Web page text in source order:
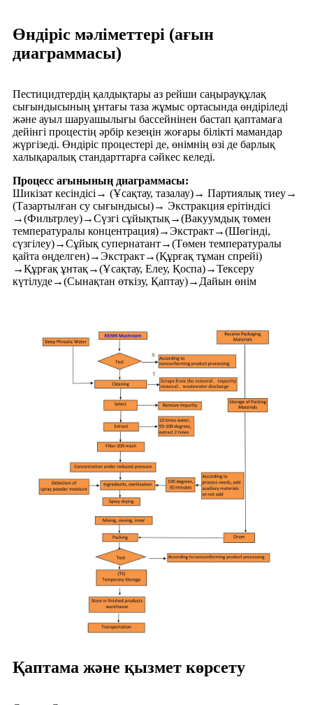
Өндіріс мәліметтері (ағын
диаграммасы)
Пестицидтердің қалдықтары аз рейши саңырауқұлақ
сығындысының ұнтағы таза жұмыс ортасында өндіріледі
және ауыл шаруашылығы бассейнінен бастап қаптамаға
дейінгі процестің әрбір кезеңін жоғары білікті мамандар
жүргізеді. Өндіріс процестері де, өнімнің өзі де барлық
халықаралық стандарттарға сәйкес келеді.
Процесс ағынының диаграммасы:
Шикізат кесіндісі→ (Ұсақтау, тазалау)→ Партиялық тиеу→
(Тазартылған су сығындысы)→ Экстракция ерітіндісі
→(Фильтрлеу)→Сүзгі сұйықтық→(Вакуумдық төмен
температуралы концентрация)→Экстракт→(Шөгінді,
сүзгілеу)→Сұйық супернатант→(Төмен температуралы
қайта өңделген)→Экстракт→(Құрғақ тұман спрейі)
→Құрғақ ұнтақ→(Ұсақтау, Елеу, Қоспа)→Тексеру
күтілуде→(Сынақтан өткізу, Қаптау)→Дайын өнім
Қаптама және қызмет көрсету